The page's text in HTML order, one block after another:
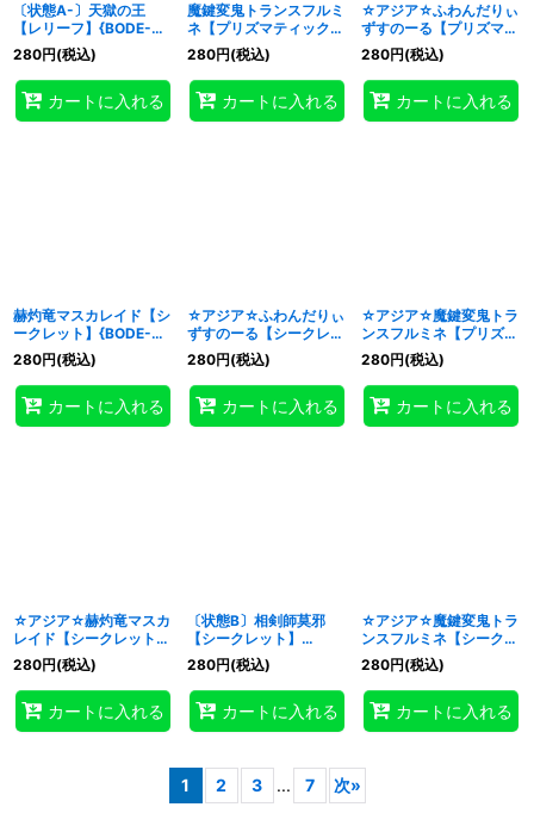
〔状態A-〕天獄の王
【レリーフ】{BODE-
JP030}《モンスター》
280円(税込)
カートに入れる
魔鍵変鬼トランスフルミ
ネ【プリズマティックシ
ークレット】{BODE-
JP044}《シンクロ》
280円(税込)
カートに入れる
☆アジア☆ふわんだりぃ
ずすのーる【プリズマテ
ィックシークレット】
{アジアBODE-JP012}
《モンスター》
280円(税込)
カートに入れる
赫灼竜マスカレイド【シ
ークレット】{BODE-
JP038}《融合》
280円(税込)
カートに入れる
☆アジア☆ふわんだりぃ
ずすのーる【シークレッ
ト】{アジアBODE-
JP012}《モンスター》
280円(税込)
カートに入れる
☆アジア☆魔鍵変鬼トラ
ンスフルミネ【プリズマ
ティックシークレット】
{アジアBODE-JP044}
《シンクロ》
280円(税込)
カートに入れる
☆アジア☆赫灼竜マスカ
レイド【シークレット】
{アジアBODE-JP038}
《融合》
280円(税込)
カートに入れる
〔状態B〕相剣師莫邪
【シークレット】
{BODE-JP003}《モン
スター》
280円(税込)
カートに入れる
☆アジア☆魔鍵変鬼トラ
ンスフルミネ【シークレ
ット】{アジアBODE-
JP044}《シンクロ》
280円(税込)
カートに入れる
1 2 3 ... 7 次»